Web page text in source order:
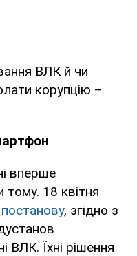
ВЛК й чи
корупцію –
вперше
тому. 18 квітня
постанову, згідно з
ВЛК. Їхні рішення